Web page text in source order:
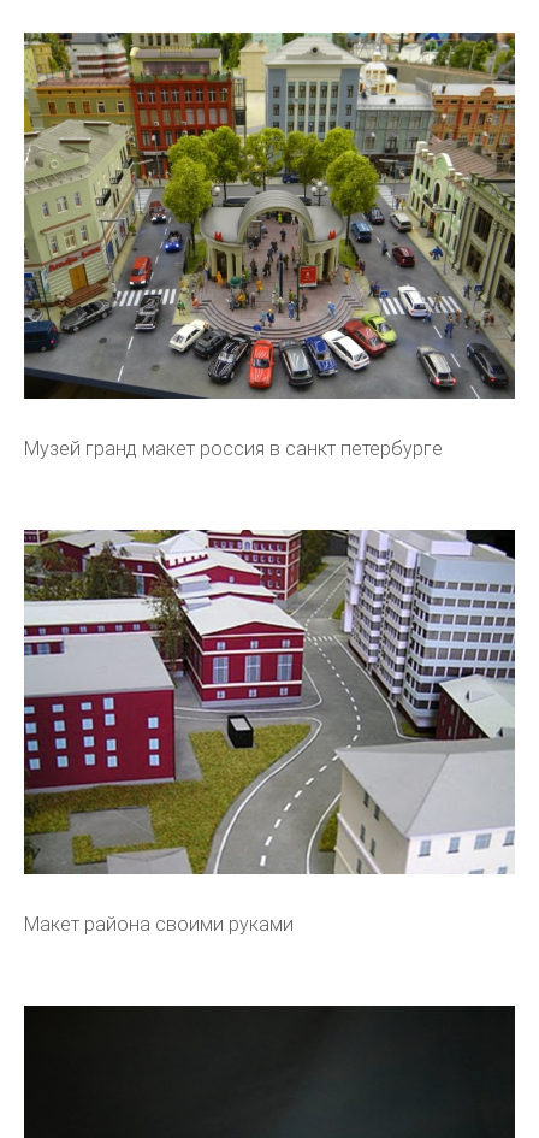
Музей гранд макет россия в санкт петербурге
Макет района своими руками